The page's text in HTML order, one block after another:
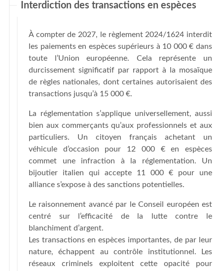
Interdiction des transactions en espèces
À compter de 2027, le règlement 2024/1624 interdit
les paiements en espèces supérieurs à 10 000 € dans
toute l’Union européenne. Cela représente un
durcissement significatif par rapport à la mosaïque
de règles nationales, dont certaines autorisaient des
transactions jusqu’à 15 000 €.
La réglementation s’applique universellement, aussi
bien aux commerçants qu’aux professionnels et aux
particuliers. Un citoyen français achetant un
véhicule d’occasion pour 12 000 € en espèces
commet une infraction à la réglementation. Un
bijoutier italien qui accepte 11 000 € pour une
alliance s’expose à des sanctions potentielles.
Le raisonnement avancé par le Conseil européen est
centré sur l’efficacité de la lutte contre le
blanchiment d’argent.
Les transactions en espèces importantes, de par leur
nature, échappent au contrôle institutionnel. Les
réseaux criminels exploitent cette opacité pour